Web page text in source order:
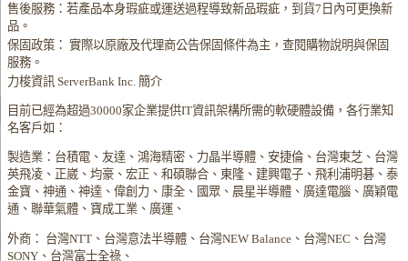
售後服務：若產品本身瑕疵或運送過程導致新品瑕疵，到貨7日內可更換新
品。
保固政策： 實際以原廠及代理商公告保固條件為主，查閱購物說明與保固
服務。
力梭資訊 ServerBank Inc. 簡介
目前已經為超過30000家企業提供IT資訊架構所需的軟硬體設備，各行業知
名客戶如：
製造業：台積電、友達、鴻海精密、力晶半導體、安捷倫、台灣東芝、台灣
英飛凌、正崴、均豪、宏正、和碩聯合、東隆、建興電子、飛利浦明碁、泰
金寶、神通、神達、偉創力、康全、國眾、晨星半導體、廣達電腦、廣穎電
通、聯華氣體、寶成工業、廣運、
外商： 台灣NTT、台灣意法半導體、台灣NEW Balance、台灣NEC、台灣
SONY、台灣富士全祿、